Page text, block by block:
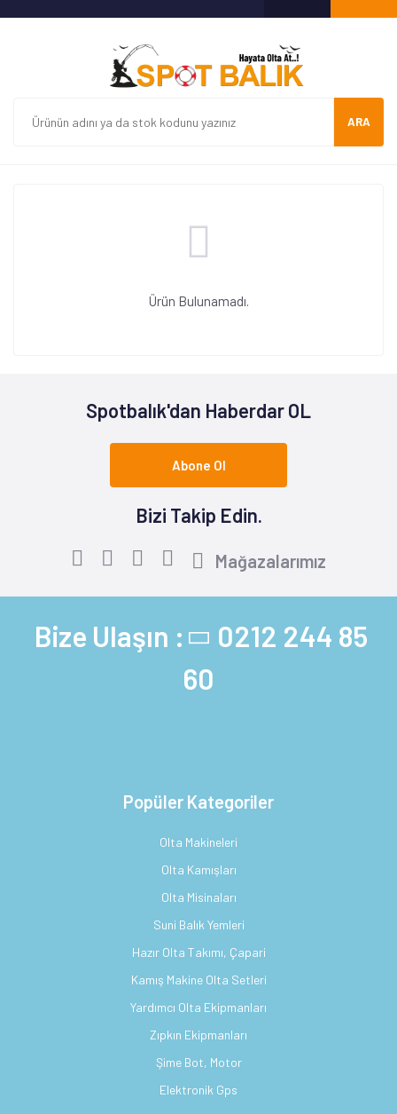
ARA
Ürün Bulunamadı.
Spotbalık'dan Haberdar OL
Abone Ol
Bizi Takip Edin.
Mağazalarımız
Bize Ulaşın : 0212 244 85
60
Popüler Kategoriler
Olta Makineleri
Olta Kamışları
Olta Misinaları
Suni Balık Yemleri
Hazır Olta Takımı, Çapari
Kamış Makine Olta Setleri
Yardımcı Olta Ekipmanları
Zıpkın Ekipmanları
Şime Bot, Motor
Elektronik Gps